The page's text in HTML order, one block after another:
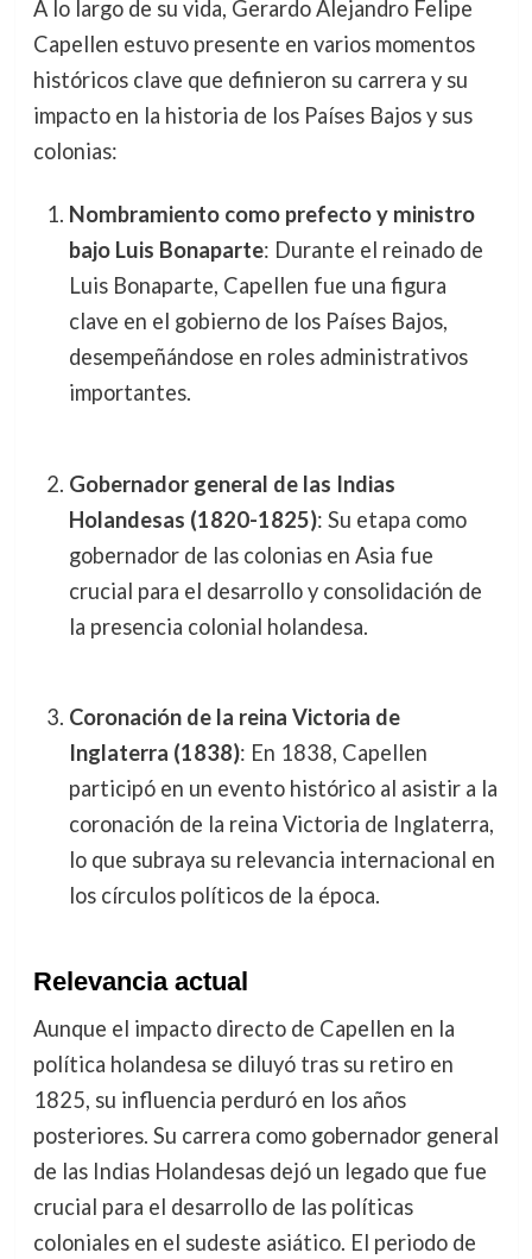
A lo largo de su vida, Gerardo Alejandro Felipe
Capellen estuvo presente en varios momentos
históricos clave que definieron su carrera y su
impacto en la historia de los Países Bajos y sus
colonias:
Nombramiento como prefecto y ministro
bajo Luis Bonaparte: Durante el reinado de
Luis Bonaparte, Capellen fue una figura
clave en el gobierno de los Países Bajos,
desempeñándose en roles administrativos
importantes.
Gobernador general de las Indias
Holandesas (1820-1825): Su etapa como
gobernador de las colonias en Asia fue
crucial para el desarrollo y consolidación de
la presencia colonial holandesa.
Coronación de la reina Victoria de
Inglaterra (1838): En 1838, Capellen
participó en un evento histórico al asistir a la
coronación de la reina Victoria de Inglaterra,
lo que subraya su relevancia internacional en
los círculos políticos de la época.
Relevancia actual
Aunque el impacto directo de Capellen en la
política holandesa se diluyó tras su retiro en
1825, su influencia perduró en los años
posteriores. Su carrera como gobernador general
de las Indias Holandesas dejó un legado que fue
crucial para el desarrollo de las políticas
coloniales en el sudeste asiático. El periodo de